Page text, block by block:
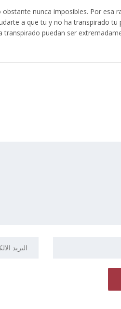
nunca imposibles. Por esa
a que tu y no ha transpirado tu
puedan ser